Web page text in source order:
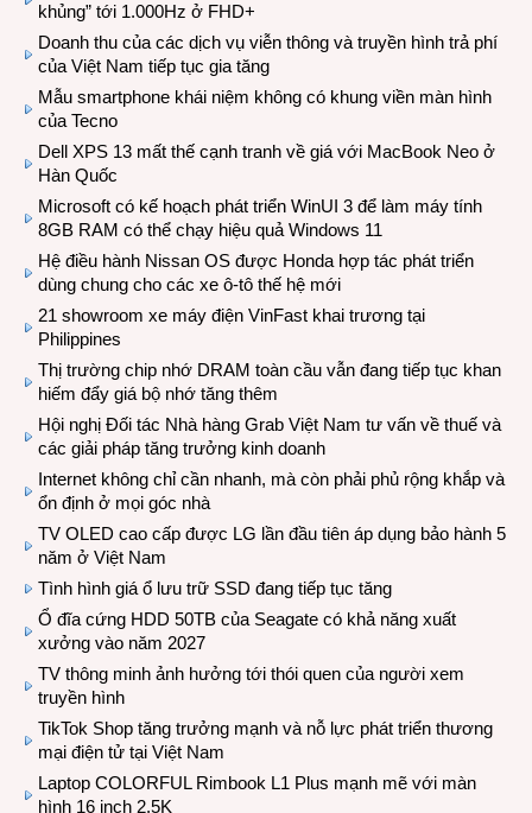
khủng” tới 1.000Hz ở FHD+
Doanh thu của các dịch vụ viễn thông và truyền hình trả phí
của Việt Nam tiếp tục gia tăng
Mẫu smartphone khái niệm không có khung viền màn hình
của Tecno
Dell XPS 13 mất thế cạnh tranh về giá với MacBook Neo ở
Hàn Quốc
Microsoft có kế hoạch phát triển WinUI 3 để làm máy tính
8GB RAM có thể chạy hiệu quả Windows 11
Hệ điều hành Nissan OS được Honda hợp tác phát triển
dùng chung cho các xe ô-tô thế hệ mới
21 showroom xe máy điện VinFast khai trương tại
Philippines
Thị trường chip nhớ DRAM toàn cầu vẫn đang tiếp tục khan
hiếm đẩy giá bộ nhớ tăng thêm
Hội nghị Đối tác Nhà hàng Grab Việt Nam tư vấn về thuế và
các giải pháp tăng trưởng kinh doanh
Internet không chỉ cần nhanh, mà còn phải phủ rộng khắp và
ổn định ở mọi góc nhà
TV OLED cao cấp được LG lần đầu tiên áp dụng bảo hành 5
năm ở Việt Nam
Tình hình giá ổ lưu trữ SSD đang tiếp tục tăng
Ổ đĩa cứng HDD 50TB của Seagate có khả năng xuất
xưởng vào năm 2027
TV thông minh ảnh hưởng tới thói quen của người xem
truyền hình
TikTok Shop tăng trưởng mạnh và nỗ lực phát triển thương
mại điện tử tại Việt Nam
Laptop COLORFUL Rimbook L1 Plus mạnh mẽ với màn
hình 16 inch 2.5K